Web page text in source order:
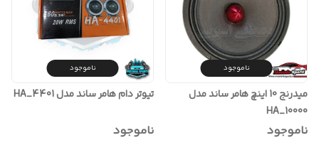
ناموجود
میدرنج 10 اینچ هامر ساند مدل
HA_10000
ناموجود
ناموجود
تیوتر دام هامر ساند مدل HA_4401
ناموجود